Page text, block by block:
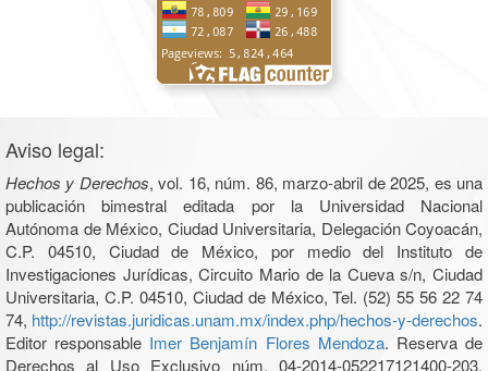
Aviso legal:
Hechos y Derechos, vol. 16, núm. 86, marzo-abril de 2025, es una
publicación bimestral editada por la Universidad Nacional
Autónoma de México, Ciudad Universitaria, Delegación Coyoacán,
C.P. 04510, Ciudad de México, por medio del Instituto de
Investigaciones Jurídicas, Circuito Mario de la Cueva s/n, Ciudad
Universitaria, C.P. 04510, Ciudad de México, Tel. (52) 55 56 22 74
74, http://revistas.juridicas.unam.mx/index.php/hechos-y-derechos.
Editor responsable Imer Benjamín Flores Mendoza. Reserva de
Derechos al Uso Exclusivo núm. 04-2014-052217121400-203,